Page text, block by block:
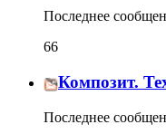
Последнее
66
Композит.
Последнее